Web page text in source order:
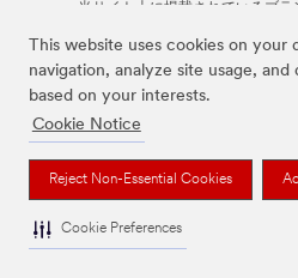
This website uses cookies on your
navigation, analyze site usage,
based on your interests.
Cookie Notice
Reject Non-Essential Cookies
Cookie Preferences
当サイト上に掲載されているブラ